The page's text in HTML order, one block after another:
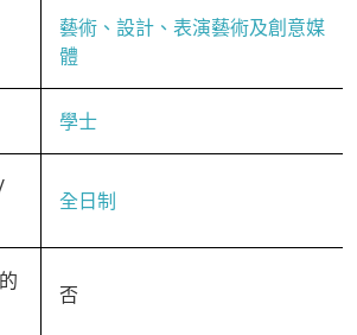
藝術、設計、表演藝術及創意媒
體
學士
全日制
否